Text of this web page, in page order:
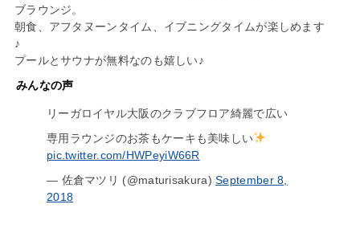
ブラウンジ。
朝食、アフタヌーンタイム、イブニングタイムが楽しめます
♪
プールとサウナが無料なのも嬉しい♪
みんなの声
リーガロイヤル大阪のクラブフロア綺麗で広い
専用ラウンジのお茶もケーキも美味しい
pic.twitter.com/HWPeyiW66R
— 佐倉マツリ (@maturisakura)September 8,
2018